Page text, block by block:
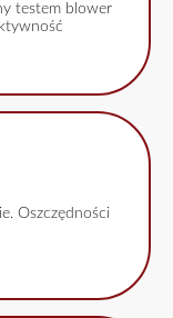
testem blower
Oszczędności